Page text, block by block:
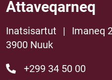
Attaveqarneq
Inatsisartut | Imaneq
3900 Nuuk
+299 34 50 00